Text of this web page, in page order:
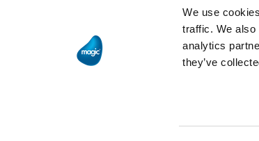
We use
traffic. We also
analytics
they’ve